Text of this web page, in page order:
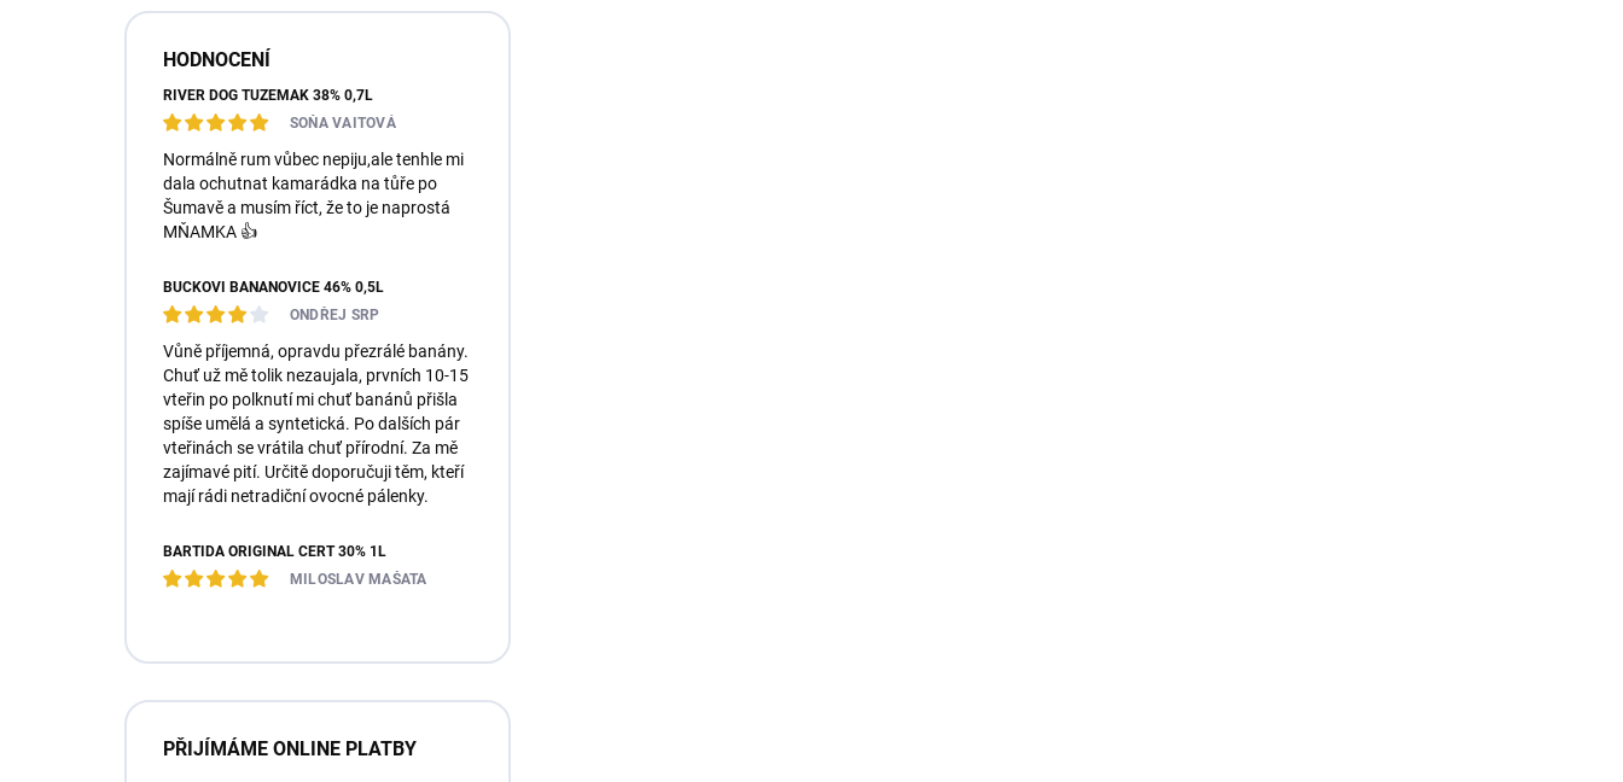
HODNOCENÍ
RIVER DOG TUZEMÁK 38% 0,7L
SOŇA VAITOVÁ
Normálně rum vůbec nepiju,ale tenhle mi
dala ochutnat kamarádka na tůře po
Šumavě a musím říct, že to je naprostá
MŇAMKA 👍
BUČKOVI BANÁNOVICE 46% 0,5L
ONDŘEJ SRP
Vůně příjemná, opravdu přezrálé banány.
Chuť už mě tolik nezaujala, prvních 10-15
vteřin po polknutí mi chuť banánů přišla
spíše umělá a syntetická. Po dalších pár
vteřinách se vrátila chuť přírodní. Za mě
zajímavé pití. Určitě doporučuji těm, kteří
mají rádi netradiční ovocné pálenky.
BARTIDA ORIGINÁL ČERT 30% 1L
MILOSLAV MAŠATA
PŘIJÍMÁME ONLINE PLATBY